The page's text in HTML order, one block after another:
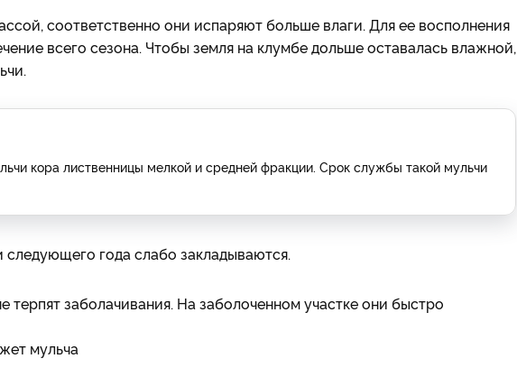
соответственно они испаряют больше влаги. Для ее восполнения
всего сезона. Чтобы земля на клумбе дольше оставалась влажной,
кора лиственницы мелкой и средней фракции. Срок службы такой мульчи
следующего года слабо закладываются.
терпят заболачивания. На заболоченном участке они быстро